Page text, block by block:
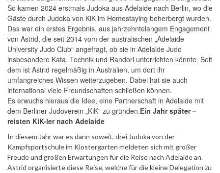
So kamen 2024 erstmals Judoka aus Adelaide nach Berlin, wo die
Gäste durch Judoka von KiK im Homestaying beherbergt wurden.
Das war ein erstes Ergebnis, aus jahrzehntelangem Engagement
von Astrid, die seit 2014 vom der australischen „Adelaide
University Judo Club“ angefragt, ob sie in Adelaide Judo
insbesondere Kata, Technik und Randori unterrichten könnte. Seit
dem ist Astrid regelmäßig in Australien, um dort ihr
umfangreiches Wissen weiterzugeben. Dabei hat sie auch
international viele Freundschaften schließen können.
Es erwuchs hieraus die Idee, eine Partnerschaft in Adelaide mit
dem Berliner Judoverein „KiK“ zu gründen.Ein Jahr später –
reisten KiK-ler nach Adelaide
In diesem Jahr war es dann soweit, drei Judoka von der
Kampfsportschule im Klostergarten meldeten sich mit großer
Freude und großen Erwartungen für die Reise nach Adelaide an.
Astrid organisierte diese Reise, welche für die kleine Delegation zu